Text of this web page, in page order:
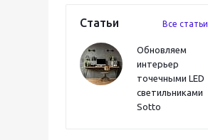
Статьи Все статьи
Обновляем
интерьер
точечными LED
светильниками
Sotto